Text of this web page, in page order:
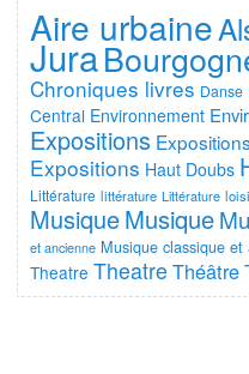
Aire urbaine
Jura
Chroniques livres Danse
Central Environnement
Expositions Expositions
Expositions Haut Doubs
Littérature littérature Littérature
MusiqueMusique
et ancienne Musique classique et
Theatre Theatre Théâtre